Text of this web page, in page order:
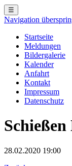
☰
Navigation
Startseite
Meldungen
Bildergalerie
Kalender
Anfahrt
Kontakt
Impressum
Datenschutz
28.02.2020 19:00